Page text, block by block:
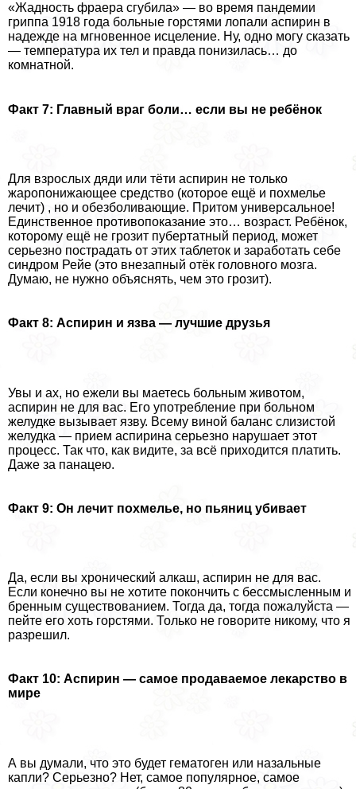
«Жадность фраера сгубила» — во время пандемии
гриппа 1918 года больные горстями лопали аспирин в
надежде на мгновенное исцеление. Ну, одно могу сказать
— температура их тел и правда понизилась… до
комнатной.
Факт 7: Главный враг боли… если вы не ребёнок
Для взрослых дяди или тёти аспирин не только
жаропонижающее средство (которое ещё и похмелье
лечит) , но и обезболивающие. Притом универсальное!
Единственное противопоказание это… возраст. Ребёнок,
которому ещё не грозит пубертатный период, может
серьезно пострадать от этих таблеток и заработать себе
синдром Рейе (это внезапный отёк головного мозга.
Думаю, не нужно объяснять, чем это грозит).
Факт 8: Аспирин и язва — лучшие друзья
Увы и ах, но ежели вы маетесь больным животом,
аспирин не для вас. Его употрeбление при больном
желудке вызывает язву. Всему виной баланс слизистой
желудка — прием аспирина серьезно нарушает этот
процесс. Так что, как видите, за всё приходится платить.
Даже за панацею.
Факт 9: Он лечит похмелье, но пьяниц убивает
Да, если вы хронический алкаш, аспирин не для вас.
Если конечно вы не хотите покончить с бессмысленным и
бренным существованием. Тогда да, тогда пожалуйста —
пейте его хоть горстями. Только не говорите никому, что я
разрешил.
Факт 10: Аспирин — самое продаваемое лекарство в
мире
А вы думали, что это будет гематоген или назальные
капли? Серьезно? Нет, самое популярное, самое